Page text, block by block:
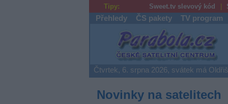
Tipy: Sweet.tv slevový kód
Přehledy ČS pakety TV program
Parabola.cz
Čtvrtek, 6. srpna 2026, svátek má
Novinky na satelitech